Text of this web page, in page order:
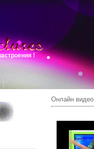
!
Онлайн видео